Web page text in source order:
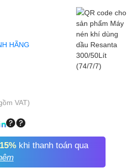
HÃNG
VAT)
15%khi thanh toán qua